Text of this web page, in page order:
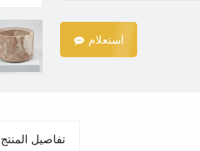
استعلام
تفاصيل المنتج